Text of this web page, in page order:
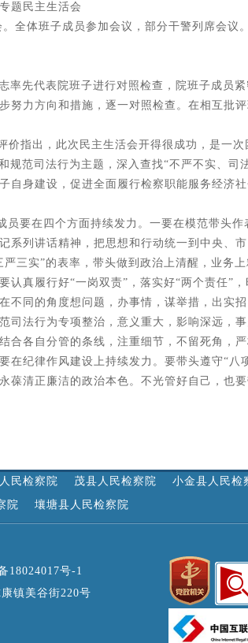
题民主生活会
全体班子成员参加会议，部分干警列席会议
率先代表院班子进行对照检查，院班子成员
努力方向和措施，逐一对照检查。在相互批
指出，此次民主生活会开得很成功，是一次
范司法行为主题，深入查找“不严不实、司
身建设，促进全面履行检察职能服务经济
要在四个方面持续发力。一要在模范带头作
系列讲话精神，把思想和行动统一到中央、
三实”的表率，带头做到政治上清醒，业务上
真履行好“一岗双责”，落实好“两个责任”
不同的角度想问题，办事情，谋举措，出实
司法行为专项整治，意义重大，影响深远，
合各自分管的条线，注重细节，不留死角，
纪律作风建设上持续发力。要带头遵守“八
清正廉洁的政治本色。不光管好自己，也要
民检察院 茂县人民检察院
小金县人民检
院 壤塘县人民检察院
18024017号-1
镇美谷街220号